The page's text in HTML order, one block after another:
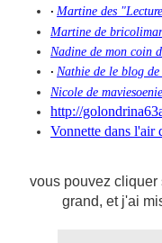
· Martine des
Martine de
Nadine de mon coin
· Nathie de le blog
Nicole de
http://
Vonnette dans l'air
vous pouvez
grand, et j'ai